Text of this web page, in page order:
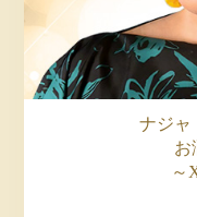
ナジャ
お
～